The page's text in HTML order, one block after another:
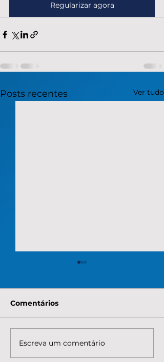
Regularizar agora
Posts recentes Ver tudo
Quanto custa para
renegociar as dívidas
Comentários
Escreva um comentário